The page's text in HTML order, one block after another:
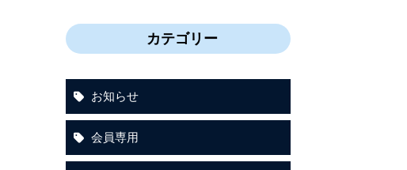
カテゴリー
お知らせ
会員専用